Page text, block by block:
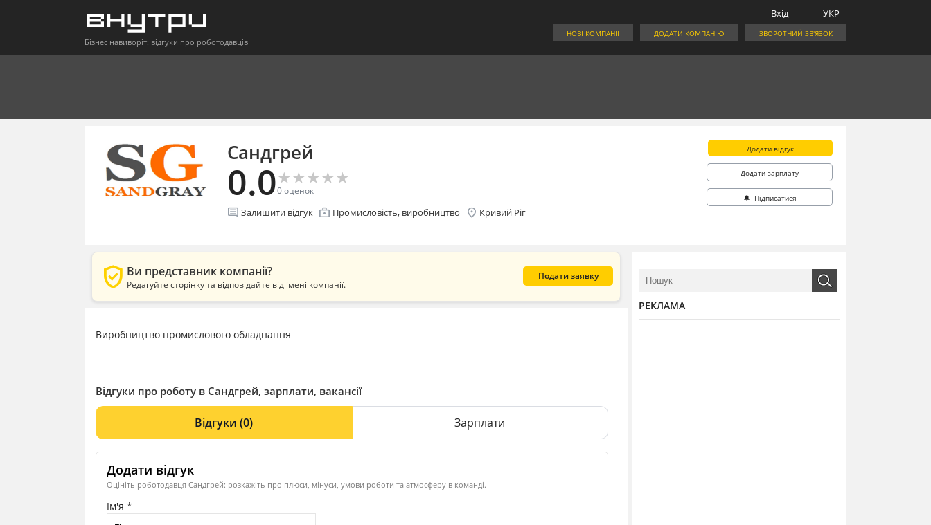
Бізнес навиворіт: відгуки про роботодавців
УКР
Вхід
ЗВОРОТНИЙ ЗВ'ЯЗОК
ДОДАТИ КОМПАНІЮ
НОВІ КОМПАНІЇ
Сандгрей
0.0★
★★
★★
★★
★★
★
0оценок
comment Залишити відгук enterprise Промисловість, виробництво location_on Кривий Ріг
Додати відгук
Додати зарплату
🔔 Підписатися
verified_user Ви представник компанії?
Редагуйте сторінку та відповідайте від імені компанії.
Подати заявку
Виробництво промислового обладнання
Відгуки про роботу в Сандгрей, зарплати, вакансії
Відгуки(0) Зарплати
Додати відгук
Оцініть роботодавця Сандгрей: розкажіть про плюси, мінуси, умови роботи та атмосферу в команді.
Ім'я *
РЕКЛАМА